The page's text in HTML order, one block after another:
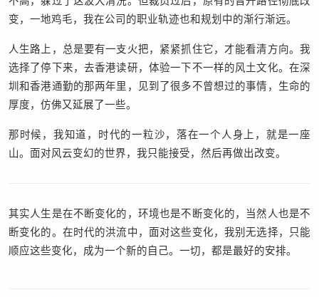
变，一地鸡毛，我在公司的职业轨迹也和规划中的渐行渐远。
人生路上，总是要有一支火把，紧紧抓住它，才能看清方向。我
选择了停下来，去香港读研，体验一下不一样的风土文化。在深
圳和香港通勤的那两年里，见到了很多不曾想过的事情，生命的
厚度，仿佛又延展了一些。
那时候，我知道，时代的一粒沙，落在一个人身上，就是一座
山。面对风云变幻的世界，我只能接受，然后再做出改变。
其实人生是在不断变化的，环境也是不断变化的，当然人也是不
断变化的。在时代的洪流中，面对这些变化，我别无选择，只能
顺应这些变化，成为一个新的自己。一切，都是最好的安排。